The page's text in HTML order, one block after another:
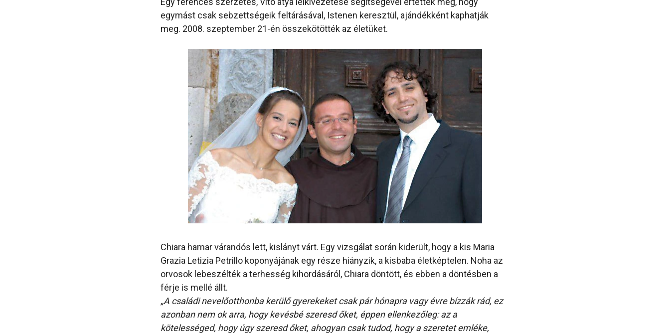
egymást csak sebzettségeik feltárásával, Istenen keresztül, ajándékként kaphatják
meg. 2008. szeptember 21-én összekötötték az életüket.
Chiara hamar várandós lett, kislányt várt. Egy vizsgálat során kiderült, hogy a kis Maria
Grazia Letizia Petrillo koponyájának egy része hiányzik, a kisbaba életképtelen. Noha az
orvosok lebeszélték a terhesség kihordásáról, Chiara döntött, és ebben a döntésben a
férje is mellé állt.
„A családi nevelőotthonba kerülő gyerekeket csak pár hónapra vagy évre bízzák rád, ez
azonban nem ok arra, hogy kevésbé szeresd őket, éppen ellenkezőleg: az a
kötelességed, hogy úgy szeresd őket, ahogyan csak tudod, hogy a szeretet emléke,